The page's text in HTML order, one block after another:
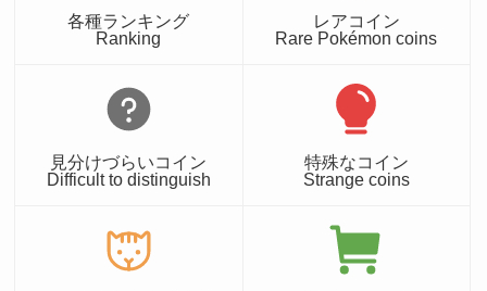
各種ランキング
Ranking
レアコイン
Rare Pokémon coins
見分けづらいコイン
Difficult to distinguish
特殊なコイン
Strange coins